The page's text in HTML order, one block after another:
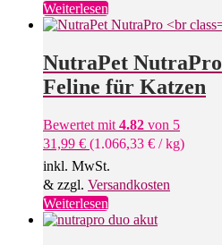
Weiterlesen
NutraPet NutraPro
Feline für Katzen
Bewertet mit 4.82 von 5
31,99 € (1.066,33 € /kg)
inkl. MwSt.
& zzgl. Versandkosten
Weiterlesen